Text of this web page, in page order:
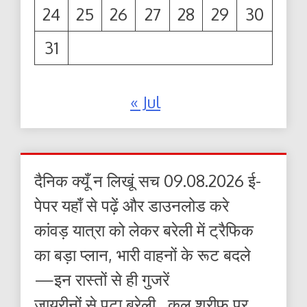
24 25 26 27 28 29
30
31
« Jul
दैनिक क्यूँ न लिखूं सच 09.08.2026 ई-
पेपर यहाँ से पढ़ें और डाउनलोड करे
कांवड़ यात्रा को लेकर बरेली में ट्रैफिक
का बड़ा प्लान, भारी वाहनों के रूट बदले
—इन रास्तों से ही गुजरें